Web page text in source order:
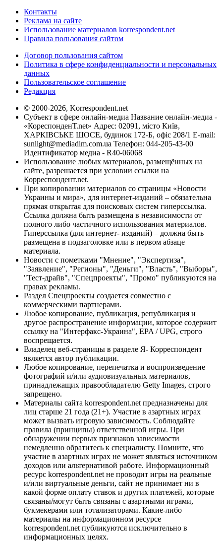
Контакты
Реклама на сайте
Использование материалов korrespondent.net
Правила пользования сайтом
Договор пользования сайтом
Политика в сфере конфиденциальности и персональных
данных
Пользовательское соглашение
Редакция
© 2000-2026, Korrespondent.net
Субъект в сфере онлайн-медиа Название онлайн-медиа -
«КореспонденТ.net» Адрес: 02091, місто Київ,
ХАРКІВСЬКЕ ШОСЕ, будинок 172-Б, офіс 208/1 E-mail:
sunlight@mediadim.com.ua Телефон: 044-205-43-00
Идентификатор медиа - R40-06068
Использование любых материалов, размещённых на
сайте, разрешается при условии ссылки на
Корреспондент.net.
При копировании материалов со страницы «Новости
Украины и мира», для интернет-изданий – обязательна
прямая открытая для поисковых систем гиперссылка.
Ссылка должна быть размещена в независимости от
полного либо частичного использования материалов.
Гиперссылка (для интернет- изданий) – должна быть
размещена в подзаголовке или в первом абзаце
материала.
Новости с пометками "Мнение", "Экспертиза",
"Заявление", "Регионы", "Деньги", "Власть", "Выборы",
"Тест-драйв", "Спецпроекты", "Промо" публикуются на
правах рекламы.
Раздел Спецпроекты создается совместно с
коммерческими партнерами.
Любое копирование, публикация, републикация и
другое распространение информации, которое содержит
ссылку на "Интерфакс-Украина", EPA / UPG, строго
воспрещается.
Владелец веб-страницы в разделе Я- Корреспондент
является автор публикации.
Любое копирование, перепечатка и воспроизведение
фотографий и/или аудиовизуальных материалов,
принадлежащих правообладателю Getty Images, строго
запрещено.
Материалы сайта korrespondent.net предназначены для
лиц старше 21 года (21+). Участие в азартных играх
может вызвать игровую зависимость. Соблюдайте
правила (принципы) ответственной игры. При
обнаружении первых признаков зависимости
немедленно обратитесь к специалисту. Помните, что
участие в азартных играх не может являться источником
доходов или альтернативой работе. Информационный
ресурс korrespondent.net не проводит игры на реальные
и/или виртуальные деньги, сайт не принимает ни в
какой форме оплату ставок и других платежей, которые
связаны/могут быть связаны с азартными играми,
букмекерами или тотализаторами. Какие-либо
материалы на информационном ресурсе
korrespondent.net публикуются исключительно в
информационных целях.